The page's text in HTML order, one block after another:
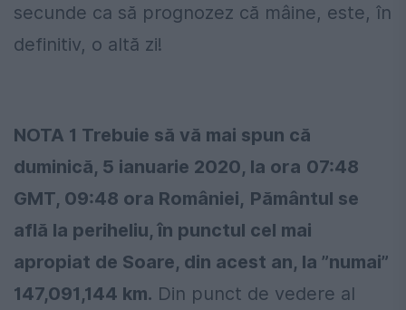
secunde ca să prognozez că mâine, este, în
definitiv, o altă zi!
NOTA 1 Trebuie să vă mai spun că
duminică, 5 ianuarie 2020, la ora 07:48
GMT, 09:48 ora României, Pământul se
află la periheliu, în punctul cel mai
apropiat de Soare, din acest an, la ”numai”
147,091,144 km. Din punct de vedere al